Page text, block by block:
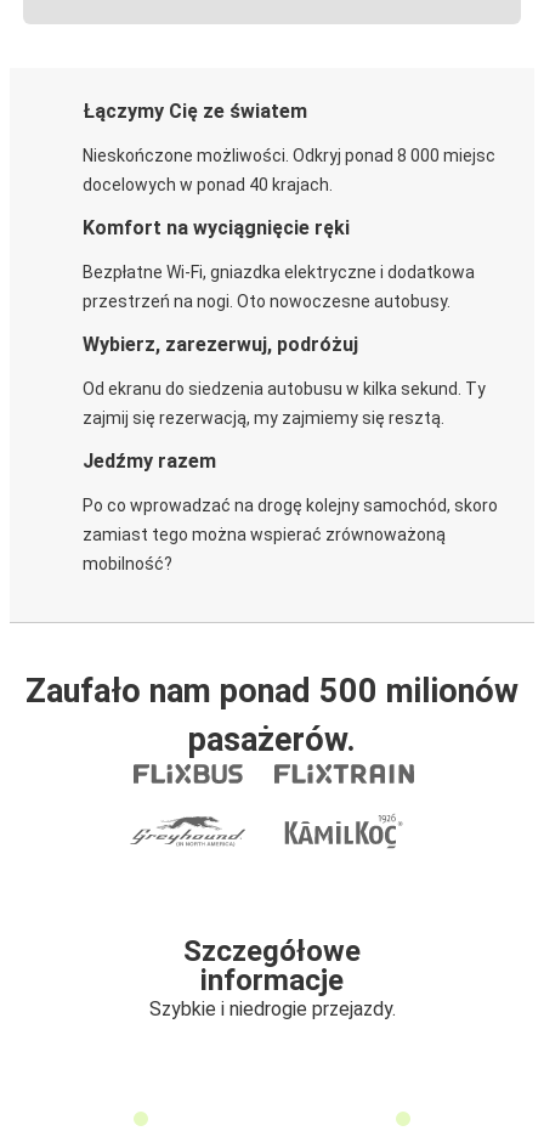
Łączymy Cię ze światem
Nieskończone możliwości. Odkryj ponad 8 000 miejsc
docelowych w ponad 40 krajach.
Komfort na wyciągnięcie ręki
Bezpłatne Wi-Fi, gniazdka elektryczne i dodatkowa
przestrzeń na nogi. Oto nowoczesne autobusy.
Wybierz, zarezerwuj, podróżuj
Od ekranu do siedzenia autobusu w kilka sekund. Ty
zajmij się rezerwacją, my zajmiemy się resztą.
Jedźmy razem
Po co wprowadzać na drogę kolejny samochód, skoro
zamiast tego można wspierać zrównoważoną
mobilność?
Zaufało nam ponad 500 milionów
pasażerów.
Szczegółowe
informacje
Szybkie i niedrogie przejazdy.